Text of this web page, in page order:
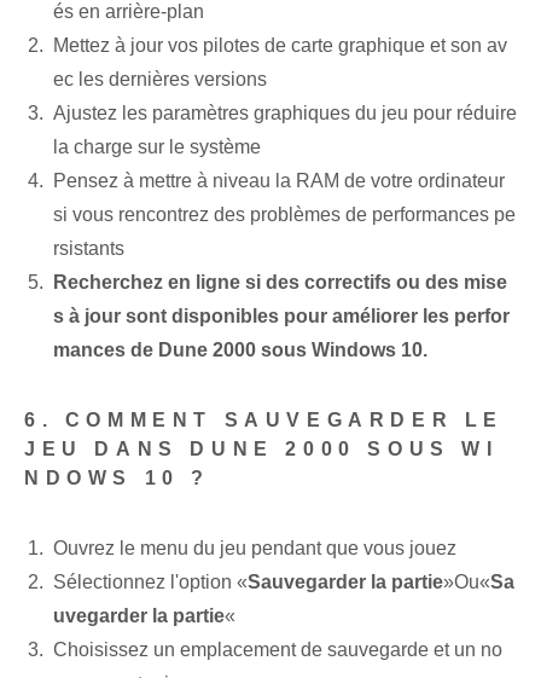
és en arrière-plan
Mettez à jour vos pilotes de carte graphique et son av
ec les dernières versions
Ajustez les paramètres graphiques du jeu pour réduire
la charge sur le système
Pensez à mettre à niveau la RAM de votre ordinateur
si vous rencontrez des problèmes de performances pe
rsistants
Recherchez en ligne si des correctifs ou des mise
s à jour sont disponibles pour améliorer les perfor
mances de Dune 2000 sous Windows 10.
6. COMMENT SAUVEGARDER LE
JEU DANS DUNE 2000 SOUS WI
NDOWS 10 ?
Ouvrez le menu du jeu pendant que vous jouez
Sélectionnez l'option «Sauvegarder la partie»Ou«Sa
uvegarder la partie«
Choisissez un emplacement de sauvegarde et un no